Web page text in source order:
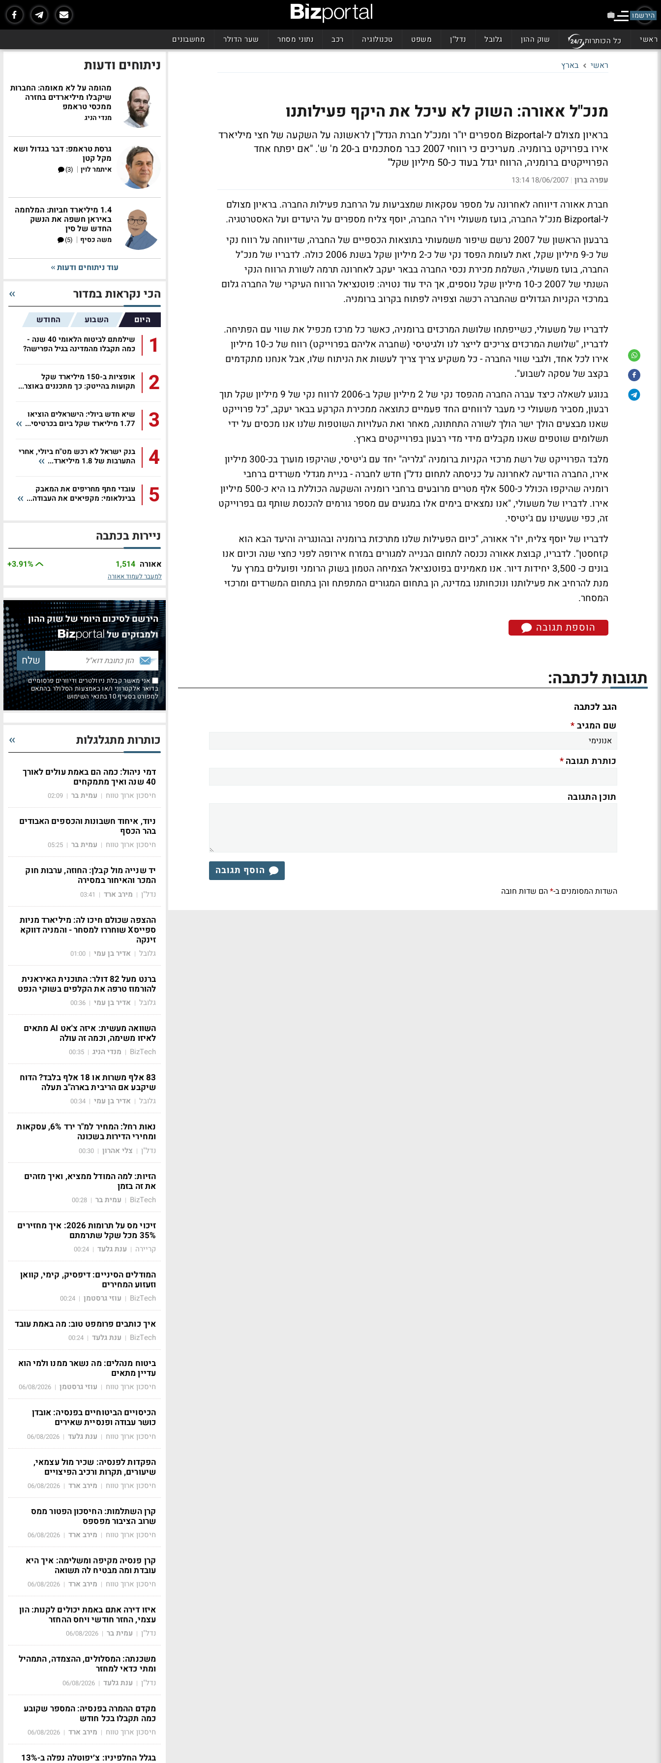
הירשמו
ראשי כל הכותרות שוק ההון גלובל נדל"ן משפט טכנולוגיה רכב נתוני מסחר שער הדולר מחשבונים
ראשי בארץ
מנכ"ל אאורה: השוק לא עיכל את היקף פעילותנו
בראיון מצולם ל-Bizportal
מספרים יו"ר ומנכ"ל חברת הנדל"ן לראשונה על השקעה של חצי מיליארד
אירו בפרויקט ברומניה. מעריכים כי רווחי 2007 כבר מסתכמים ב-20 מ' ש'. "אם יפתח אחד
הפרוייקטים ברומניה, הרווח יגדל בעוד כ-50 מיליון שקל"
עפרה ברון |
18/06/2007 13:14
חברת אאורה דיווחה לאחרונה על מספר עסקאות שמצביעות על הרחבת פעילות החברה. בראיון מצולם
ל-Bizportal מנכ"ל החברה, בועז משעולי ויו"ר החברה, יוסף צליח מספרים על היעדים ועל האסטרטגיה.
ברבעון הראשון של 2007 נרשם שיפור משמעותי בתוצאות הכספיים של החברה, שדיווחה על רווח נקי
של כ-9 מיליון שקל, זאת לעומת הפסד נקי של כ-2 מיליון שקל בשנת 2006 כולה. לדבריו של מנכ"ל
החברה, בועז משעולי, השלמת מכירת נכסי החברה בבאר יעקב לאחרונה תרמה לשורת הרווח הנקי
השנתי של 2007 כ-10 מיליון שקל נוספים, אך היד עוד נטויה: פוטנציאל הרווח העיקרי של החברה גלום
במרכזי הקניות הגדולים שהחברה רכשה וצפויה לפתוח בקרוב ברומניה.
לדבריו של משעולי, כשייפתחו שלושת המרכזים ברומניה, כאשר כל מרכז מכפיל את שווי עם הפתיחה.
לדבריו, "שלושת המרכזים צריכים לייצר לנו ולגיטיסי (שחברה אליהם בפרוייקט) רווח של כ-10 מיליון
אירו לכל אחד, ולגבי שווי החברה - כל משקיע צריך צריך לעשות את הניתוח שלו, אבל אנחנו מתקדמים
בקצב של עסקה לשבוע".
בנוגע לשאלה כיצד עברה החברה מהפסד נקי של 2 מיליון שקל ב-2006 לרווח נקי של 9 מיליון שקל תוך
רבעון, מסביר משעולי כי מעבר לרווחים החד פעמיים כתוצאה ממכירת הקרקע בבאר יעקב, "כל פרוייקט
שאנו מבצעים הולך ישר הולך לשורה התחתונה, מאחר ואת העלויות השוטפות שלנו אנו מכסים על ידי
תשלומים שוטפים שאנו מקבלים מידי מדי רבעון בפרוייקטים בארץ.
מלבד הפרוייקט של רשת מרכזי הקניות ברומניה "גלריה" יחד עם ג'יטיסי, שהיקפו מוערך בכ-300 מיליון
אירו, החברה הודיעה לאחרונה על כניסתה לתחום נדל"ן חדש לחברה - בניית מגדלי משרדים ברחבי
רומניה שהיקפו הכולל כ-500 אלף מטרים מרובעים ברחבי רומניה והשקעה הכוללת בו היא כ-500 מיליון
אירו. לדבריו של משעולי, "אנו נמצאים בימים אלו במגעים עם מספר גורמים להכנסת שותף גם בפרוייקט
זה, כפי שעשינו עם ג'יטיסי.
לדבריו של יוסף צליח, יו"ר אאורה, "כיום הפעילות שלנו מתרכזת ברומניה ובהונגריה והיעד הבא הוא
קזחסטן". לדבריו, קבוצת אאורה נכנסה לתחום הבנייה למגורים במזרח אירופה לפני כחצי שנה וכיום אנו
בונים כ- 3,500 יחידות דיור. אנו מאמינים בפוטנציאל הצמיחה הטמון בשוק הרומני ופועלים במרץ על
מנת להרחיב את פעילותנו ונוכחותנו במדינה, הן בתחום המגורים המתפתח והן בתחום המשרדים ומרכזי
המסחר.
הוספת תגובה
תגובות לכתבה:
הגב לכתבה
שם המגיב*
כותרת תגובה*
תוכן התגובה
הוסף תגובה
השדות המסומנים ב-*הם שדות חובה
ניתוחים ודעות
מהומה על לא מאומה: החברות
שיקבלו מיליארדים בחזרה
ממכסי טראמפ
מנדי הניג
גרסת טראמפ: דבר בגדול ושא
מקל קטן
איתמר לוין |
(3)
1.4 מיליארד חביות: המלחמה
באיראן חשפה את הנשק
החדש של סין
משה כסיף |
(5)
עוד ניתוחים ודעות
הכי נקראות במדור
היום השבוע החודש
1
שילמתם לביטוח הלאומי 40 שנה -
כמה תקבלו מהמדינה בגיל הפרישה?
2
אופציות ב-150 מיליארד שקל
תקועות בהייטק: כך מתכננים באוצר...
3
שיא חדש ביולי: הישראלים הוציאו
1.77 מיליארד שקל ביום בכרטיסי...
4
בנק ישראל לא רכש מט"ח ביולי, אחרי
התערבות של 1.8 מיליארד...
5
עובדי מתף מחריפים את המאבק
בבינלאומי: מקפיאים את העבודה...
ניירות בכתבה
אאורה 1,514
+3.91%
למעבר לעמוד אאורה
הירשם לסיכום היומי של שוק ההון
ולמבזקים של
אני מאשר קבלת ניוזלטרים ודיוורים פרסומיים
בדואר אלקטרוני ו/או באמצעות הסלולר בהתאם
למפורט בסעיף 10 בתנאי השימוש
כותרות מתגלגלות
דמי ניהול: כמה הם באמת עולים לאורך
40 שנה ואיך מתמקחים
חיסכון ארוך טווח | עמית בר |
02:09
ניוד, איחוד חשבונות והכספים האבודים
בהר הכסף
חיסכון ארוך טווח | עמית בר |
05:25
יד שנייה מול קבלן: החוזה, ערבות חוק
המכר והאיחור במסירה
נדל"ן | מירב ארד |
03:41
ההצפה שכולם חיכו לה: מיליארד מניות
ספייסX שוחררו למסחר - והמניה דווקא
זינקה
גלובל | אדיר בן עמי |
01:00
ברנט מעל 82 דולר: התוכנית האיראנית
להורמוז טרפה את הקלפים בשוקי הנפט
גלובל | אדיר בן עמי |
00:36
השוואה מעשית: איזה צ'אט AI מתאים
לאיזו משימה, וכמה זה עולה
BizTech
| מנדי הניג |
00:35
83 אלף משרות או 18 אלף בלבד? הדוח
שיקבע אם הריבית בארה"ב תעלה
גלובל | אדיר בן עמי |
00:34
נאות רחל: המחיר למ"ר ירד 6%, עסקאות
ומחירי הדירות בשכונה
נדל"ן | צלי אהרון |
00:30
הזיות: למה המודל ממציא, ואיך מזהים
את זה בזמן
BizTech
| עמית בר |
00:28
זיכוי מס על תרומות 2026: איך מחזירים
35% מכל שקל שתרמתם
קריירה | ענת גלעד |
00:24
המודלים הסיניים: דיפסיק, קימי, קוואן
וזעזוע המחירים
BizTech
| עוזי גרסטמן |
00:24
איך כותבים פרומפט טוב: מה באמת עובד
BizTech
| ענת גלעד |
00:24
ביטוח מנהלים: מה נשאר ממנו ולמי הוא
עדיין מתאים
חיסכון ארוך טווח | עוזי גרסטמן |
06/08/2026
הכיסויים הביטוחיים בפנסיה: אובדן
כושר עבודה ופנסיית שאירים
חיסכון ארוך טווח | ענת גלעד |
06/08/2026
הפקדות לפנסיה: שכיר מול עצמאי,
שיעורים, תקרות ורכיב הפיצויים
חיסכון ארוך טווח | מירב ארד |
06/08/2026
קרן השתלמות: החיסכון הפטור ממס
שרוב הציבור מפספס
חיסכון ארוך טווח | מירב ארד |
06/08/2026
קרן פנסיה מקיפה ומשלימה: איך היא
עובדת ומה מבטיח לה תשואה
חיסכון ארוך טווח | מירב ארד |
06/08/2026
איזו דירה אתם באמת יכולים לקנות: הון
עצמי, החזר חודשי ויחס ההחזר
נדל"ן | עמית בר |
06/08/2026
משכנתה: המסלולים, ההצמדה, התמהיל
ומתי כדאי למחזר
נדל"ן | ענת גלעד |
06/08/2026
מקדם ההמרה בפנסיה: המספר שקובע
כמה תקבלו בכל חודש
חיסכון ארוך טווח | מירב ארד |
06/08/2026
בגלל החלפיניו: צ׳יפוטלה נפלה ב-13%